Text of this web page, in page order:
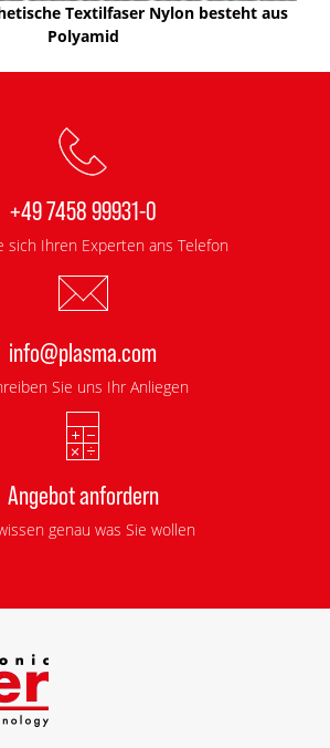
Textilfaser Nylon besteht aus
Polyamid
+49 7458 99931-0
sich Ihren Experten ans Telefon
info@plasma.com
Sie uns Ihr Anliegen
Angebot anfordern
genau was Sie wollen